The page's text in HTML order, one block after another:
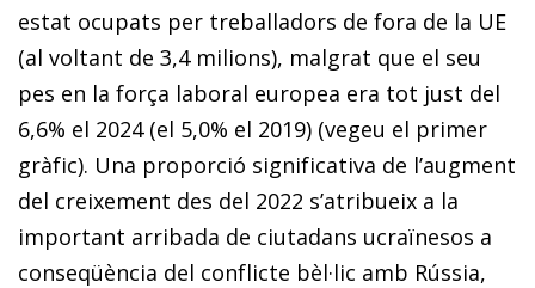
estat ocupats per treballadors de fora de la UE
(al voltant de 3,4 milions), malgrat que el seu
pes en la força laboral europea era tot just del
6,6% el 2024 (el 5,0% el 2019) (vegeu el primer
gràfic). Una proporció significativa de l’augment
del creixement des del 2022 s’atribueix a la
important arribada de ciutadans ucraïnesos a
conseqüència del conflicte bèl·lic amb Rússia,